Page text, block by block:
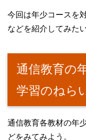
今回は年少コースを
などを紹介してみた
通信教育の
学習のねら
通信教育各教材の年
どをみてみよう。